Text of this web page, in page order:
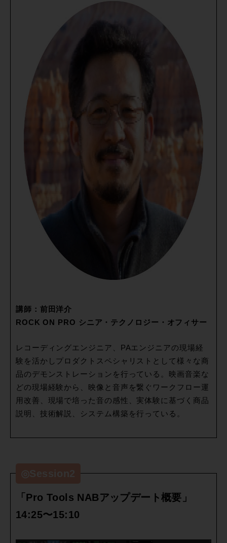
講師：前田洋介
ROCK ON PRO シニア・テクノロジー・オフィサー
レコーディングエンジニア、PAエンジニアの現場経
験を活かしプロダクトスペシャリストとして様々な商
品のデモンストレーションを行っている。映画音楽な
どの現場経験から、映像と音声を繋ぐワークフロー運
用改善、現場で培った音の感性、実体験に基づく商品
説明、技術解説、システム構築を行っている。
「Pro Tools NABアップデート概要」
14:25〜15:10